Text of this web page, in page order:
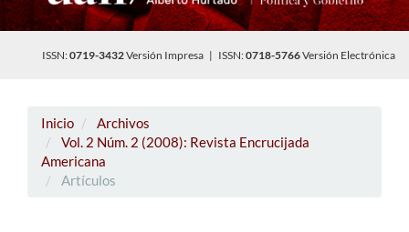
ISSN:0719-3432Versión Impresa | ISSN:0718-5766Versión Electrónica
Inicio
Archivos
Vol. 2 Núm. 2 (2008): Revista Encrucijada
Americana
Artículos